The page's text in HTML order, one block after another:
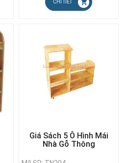
CHI TIẾT
Giá Sách 5 Ô Hình Mái
Nhà Gỗ Thông